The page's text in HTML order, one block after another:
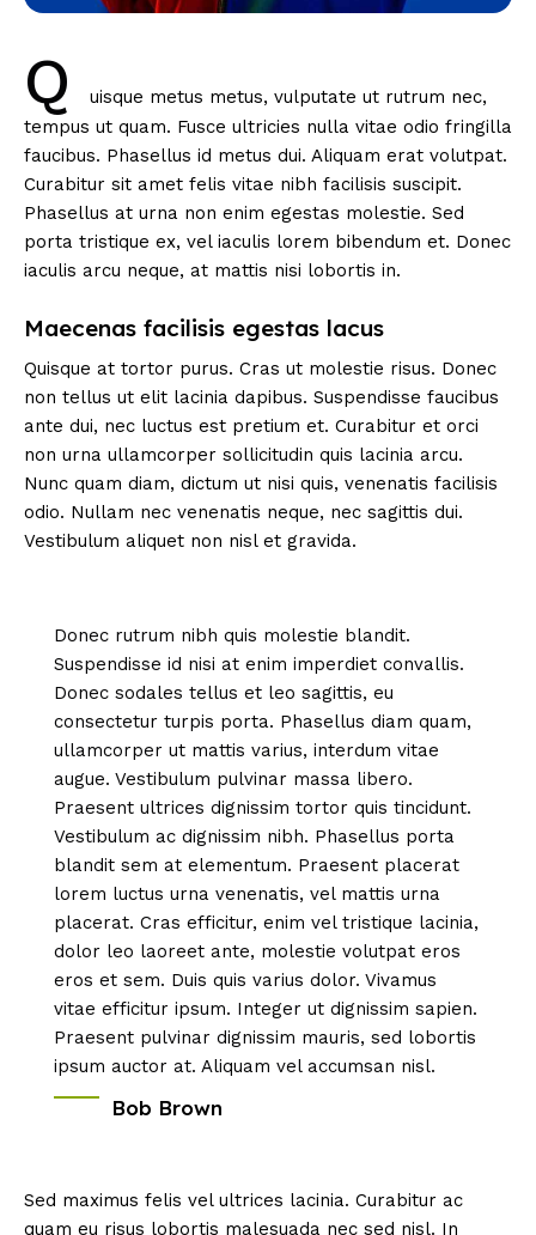
Q
uisque metus metus, vulputate ut rutrum nec,
tempus ut quam. Fusce ultricies nulla vitae odio fringilla
faucibus. Phasellus id metus dui. Aliquam erat volutpat.
Curabitur sit amet felis vitae nibh facilisis suscipit.
Phasellus at urna non enim egestas molestie. Sed
porta tristique ex, vel iaculis lorem bibendum et. Donec
iaculis arcu neque, at mattis nisi lobortis in.
Maecenas facilisis egestas lacus
Quisque at tortor purus. Cras ut molestie risus. Donec
non tellus ut elit lacinia dapibus. Suspendisse faucibus
ante dui, nec luctus est pretium et. Curabitur et orci
non urna ullamcorper sollicitudin quis lacinia arcu.
Nunc quam diam, dictum ut nisi quis, venenatis facilisis
odio. Nullam nec venenatis neque, nec sagittis dui.
Vestibulum aliquet non nisl et gravida.
Donec rutrum nibh quis molestie blandit.
Suspendisse id nisi at enim imperdiet convallis.
Donec sodales tellus et leo sagittis, eu
consectetur turpis porta. Phasellus diam quam,
ullamcorper ut mattis varius, interdum vitae
augue. Vestibulum pulvinar massa libero.
Praesent ultrices dignissim tortor quis tincidunt.
Vestibulum ac dignissim nibh. Phasellus porta
blandit sem at elementum. Praesent placerat
lorem luctus urna venenatis, vel mattis urna
placerat. Cras efficitur, enim vel tristique lacinia,
dolor leo laoreet ante, molestie volutpat eros
eros et sem. Duis quis varius dolor. Vivamus
vitae efficitur ipsum. Integer ut dignissim sapien.
Praesent pulvinar dignissim mauris, sed lobortis
ipsum auctor at. Aliquam vel accumsan nisl.
Bob Brown
Sed maximus felis vel ultrices lacinia. Curabitur ac
quam eu risus lobortis malesuada nec sed nisl. In